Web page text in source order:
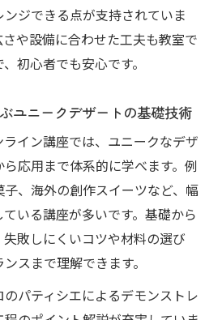
菓子教室で学ぶ自信につなが
座の活用でユニークデザート
焼き菓子講座の反復練習でス
お菓子教室で疑問点を即解決
ジできる点が支持されていま
や設備に合わせた工夫も教室で
初心者でも安心です。
ユニークデザートの基礎技術
イン講座では、ユニークなデザ
応用まで体系的に学べます。例
、海外の創作スイーツなど、幅
いる講座が多いです。基礎から
敗しにくいコツや材料の選び
スまで理解できます。
パティシエによるデモンストレ